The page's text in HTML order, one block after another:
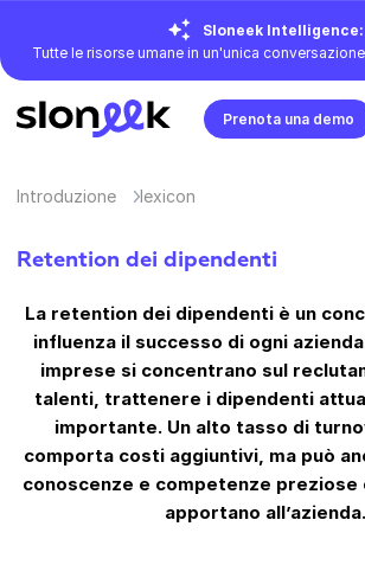
Sloneek Intelligence:
Tutte le risorse umane in un'unica conversazione
Prenota una demo
Introduzione lexicon
Retention dei dipendenti
La retention dei dipendenti è un
influenza il successo di ogni
imprese si concentrano sul
talenti, trattenere i dipendenti
importante. Un alto tasso di
comporta costi aggiuntivi, ma può
conoscenze e competenze preziose
apportano all’azienda.